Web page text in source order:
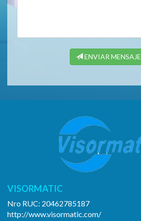
ENVIAR MENSAJE
VISORMATIC
Nro RUC: 20462785187
http://www.visormatic.com/